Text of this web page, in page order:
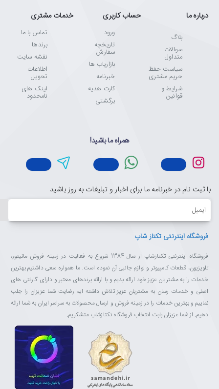
درباره ما
بلاگ
سوالات
متداول
سیاست حفظ
حریم مشتری
شرایط و
قوانین
حساب کاربری
ورود
تاریخچه
سفارش
بازاریاب ها
خبرنامه
کارت هدیه
برگشتی
خدمات مشتری
تماس با ما
برندها
نقشه سایت
اطلاعات
تحویل
لینک های
نامحدود
همراه ما باشید!
با ثبت نام در خبرنامه ما برای اخبار و تبلیغات به روز باشید
ایمیل
فروشگاه اینترنتی تکتاز شاپ
فروشگاه اینترنتی تکتازشاپ از سال 1384 شروع به فعالیت در زمینه فروش مانیتور،
تلویزیون، قطعات کامپیوتر و لوازم جانبی آن نموده است. ما همواره سعی داشتیم بهترین
خدمات را به مشتریان عزیز خود ارائه بدیم و با ارائه برندهای معتبر و دارای گارنتی های
اصلی و خدمات رسان به مشتریان عزیز تلاش داشته ایم رضایت شما عزیزان را جلب
نماییم و بهترین خدمات را در زمینه فروش و ارسال محصولات به سراسر ایران به شما ارائه
دهیم. از شما عزیزان بابت انتخاب فروشگاه تکتازشاپ متشکریم.